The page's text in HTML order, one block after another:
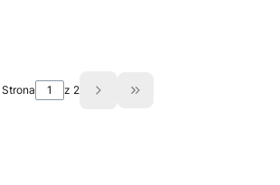
Strona z 2 Przejdź do ostatniej